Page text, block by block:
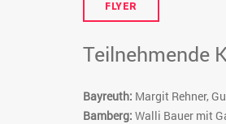
FLYER
Teilnehmende
Bayreuth: Margit Rehner,
Bamberg: Walli Bauer mit